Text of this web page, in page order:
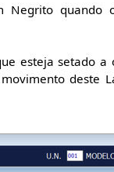
quando
esteja setado a
deste